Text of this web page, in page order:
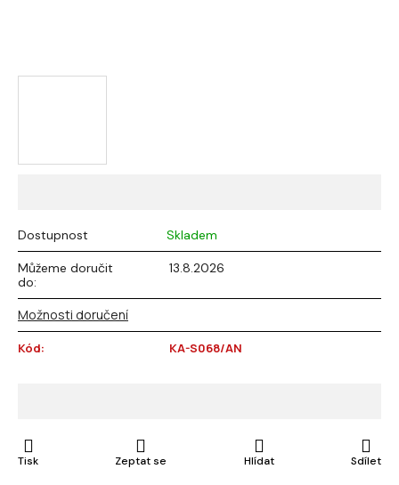
Dostupnost Skladem
Můžeme doručit
do:
13.8.2026
Možnosti doručení
Kód: KA-S068/AN
Tisk Zeptat se Hlídat Sdílet